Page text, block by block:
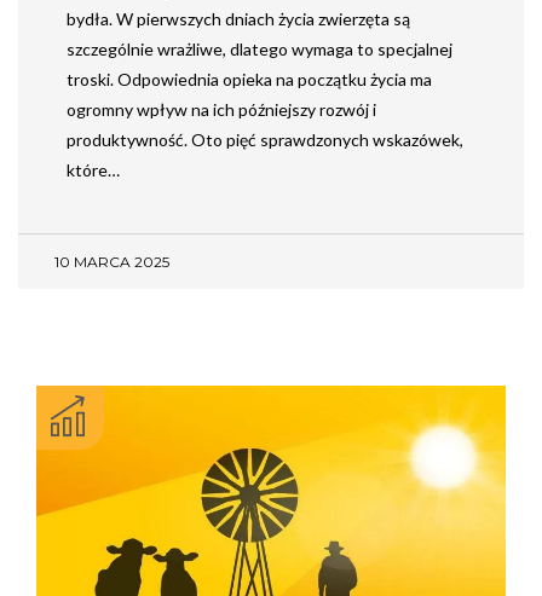
bydła. W pierwszych dniach życia zwierzęta są
szczególnie wrażliwe, dlatego wymaga to specjalnej
troski. Odpowiednia opieka na początku życia ma
ogromny wpływ na ich późniejszy rozwój i
produktywność. Oto pięć sprawdzonych wskazówek,
które…
10 MARCA 2025